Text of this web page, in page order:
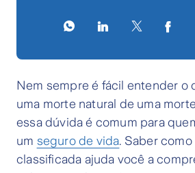
Nem sempre é fácil entender o
uma morte natural de uma
essa dúvida é comum para
um seguro de vida. Saber
classificada ajuda você a